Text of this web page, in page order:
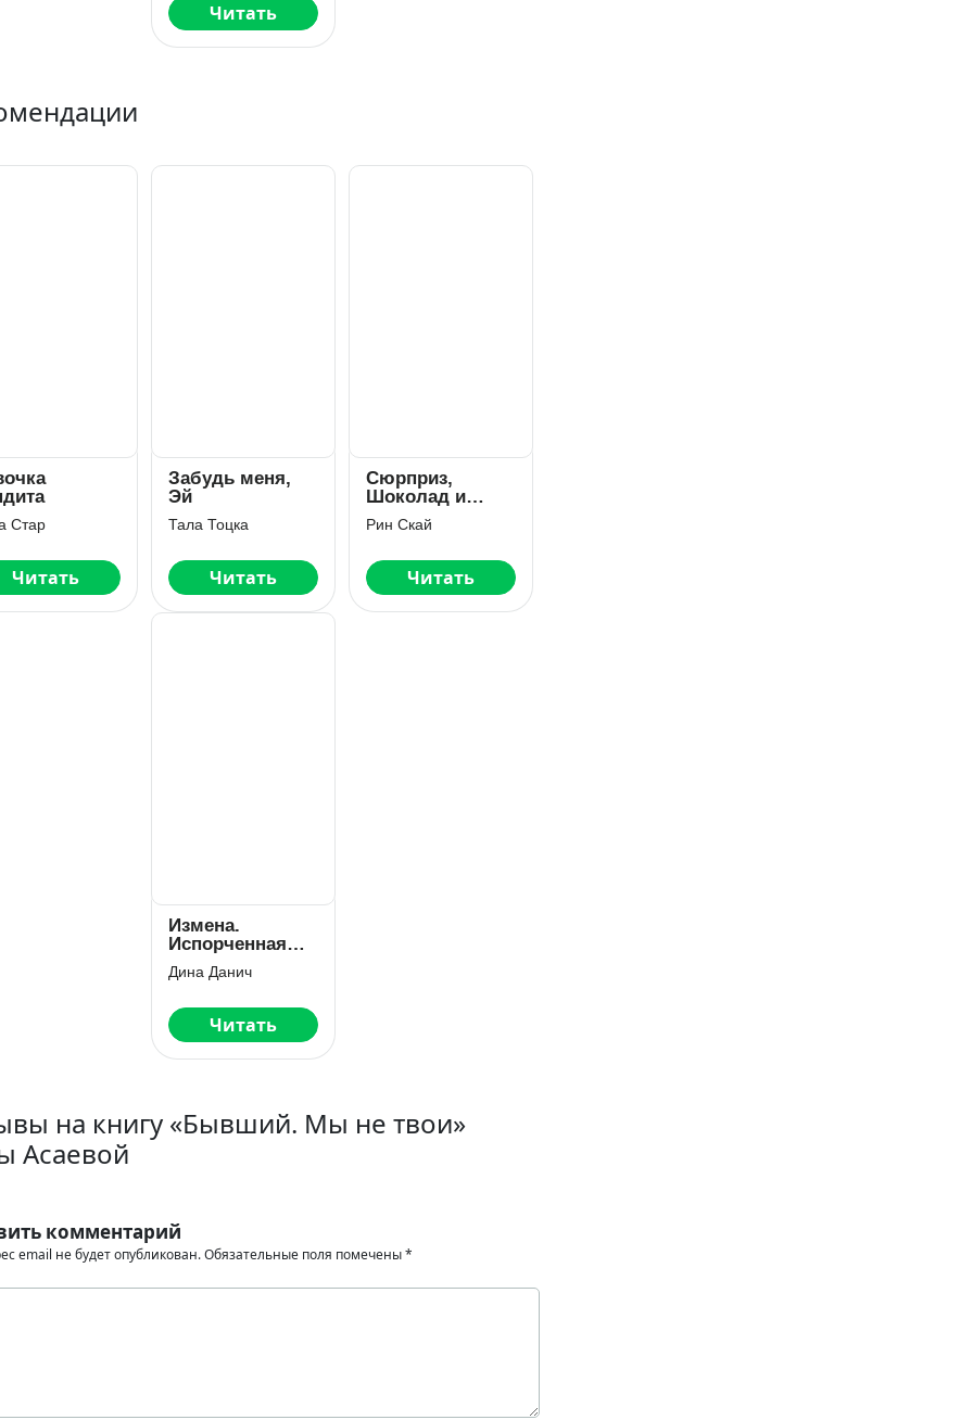
Читать
Стар
Читать
Забудь меня,
Эй
Тала Тоцка
Читать
Сюрприз,
Шоколад и
Игрушка для
бандита
Рин Скай
Читать
Измена.
Испорченная
свадьба
Дина Данич
Читать
на книгу «Бывший. Мы не твои»
Асаевой
комментарий
email не будет опубликован.Обязательные поля помечены*